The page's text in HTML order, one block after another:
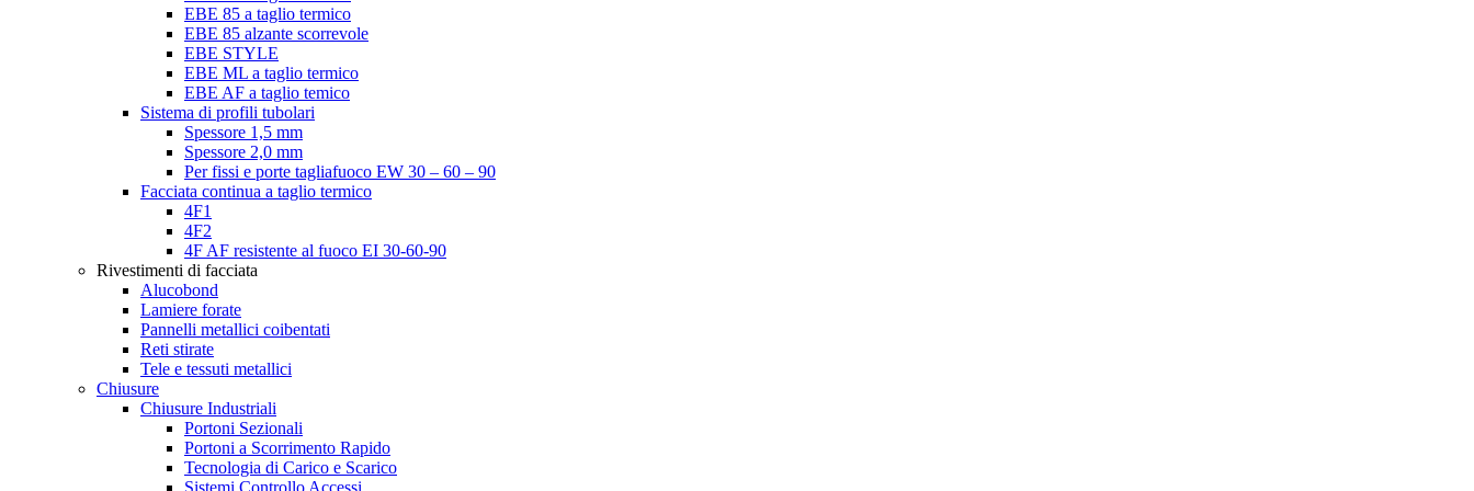
EBE 85 a taglio termico
EBE 85 alzante scorrevole
EBE STYLE
EBE ML a taglio termico
EBE AF a taglio temico
Sistema di profili tubolari
Spessore 1,5 mm
Spessore 2,0 mm
Per fissi e porte tagliafuoco EW 30 – 60 – 90
Facciata continua a taglio termico
4F1
4F2
4F AF resistente al fuoco EI 30-60-90
Rivestimenti di facciata
Alucobond
Lamiere forate
Pannelli metallici coibentati
Reti stirate
Tele e tessuti metallici
Chiusure
Chiusure Industriali
Portoni Sezionali
Portoni a Scorrimento Rapido
Tecnologia di Carico e Scarico
Sistemi Controllo Accessi